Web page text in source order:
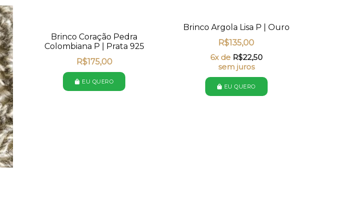
Brinco Coração Pedra
Colombiana P | Prata 925
R$175,00
EU QUERO
Brinco Argola Lisa P | Ouro
R$135,00
6x de R$22,50
sem juros
EU QUERO